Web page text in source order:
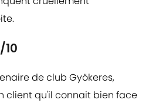
de club Gyökeres,
client qu'il connait bien face